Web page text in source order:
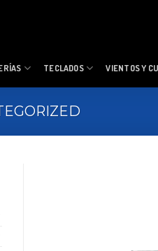
TECLADOS VIENTOS Y